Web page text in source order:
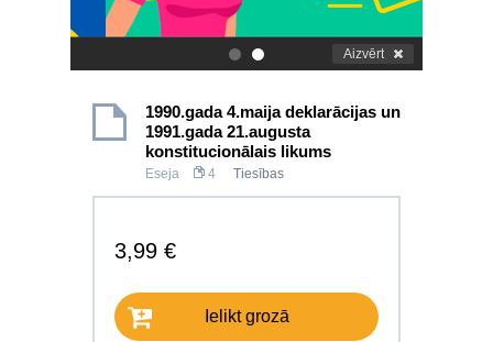
. Aizvērt
1990.gada 4.maija deklarācijas un
1991.gada 21.augusta
konstitucionālais likums
Eseja 4 Tiesības
3,99 €
Ielikt grozā